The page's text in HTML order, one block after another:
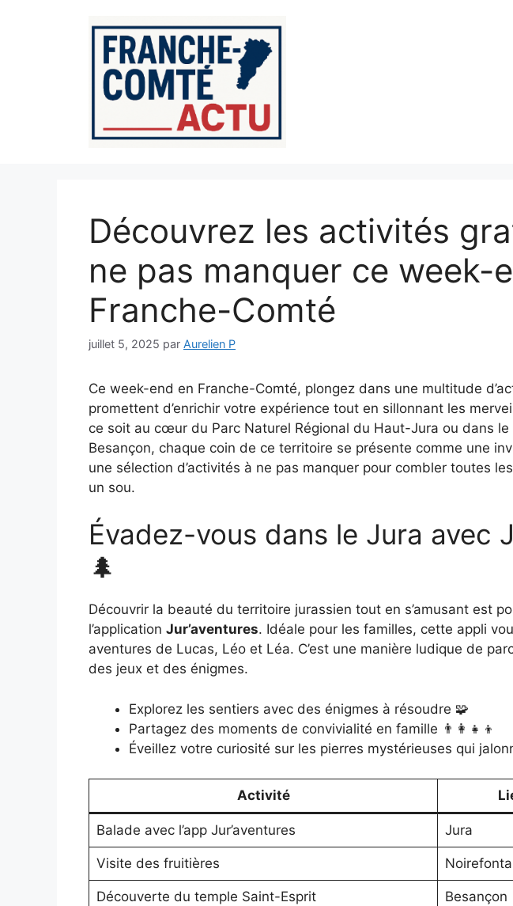
Découvrez les activités
ne pas manquer ce week-
Franche-Comté
juillet 5, 2025 par Aurelien P
Ce week-end en Franche-Comté, plongez dans une multitude
promettent d’enrichir votre expérience tout en sillonnant les
ce soit au cœur du Parc Naturel Régional du Haut-Jura ou dans
Besançon, chaque coin de ce territoire se présente comme une
une sélection d’activités à ne pas manquer pour combler toutes
un sou.
Évadez-vous dans le Jura avec
🌲
Découvrir la beauté du territoire jurassien tout en s’amusant est
l’application Jur’aventures. Idéale pour les familles, cette appli
aventures de Lucas, Léo et Léa. C’est une manière ludique de
des jeux et des énigmes.
Explorez les sentiers avec des énigmes à résoudre 🧩
Partagez des moments de convivialité en famille 👨‍👩‍👧‍👦
Éveillez votre curiosité sur les pierres mystérieuses qui
Activité
Balade avec l’app Jur’aventures Jura
Visite des fruitières
Découverte du temple Saint-Esprit Besançon